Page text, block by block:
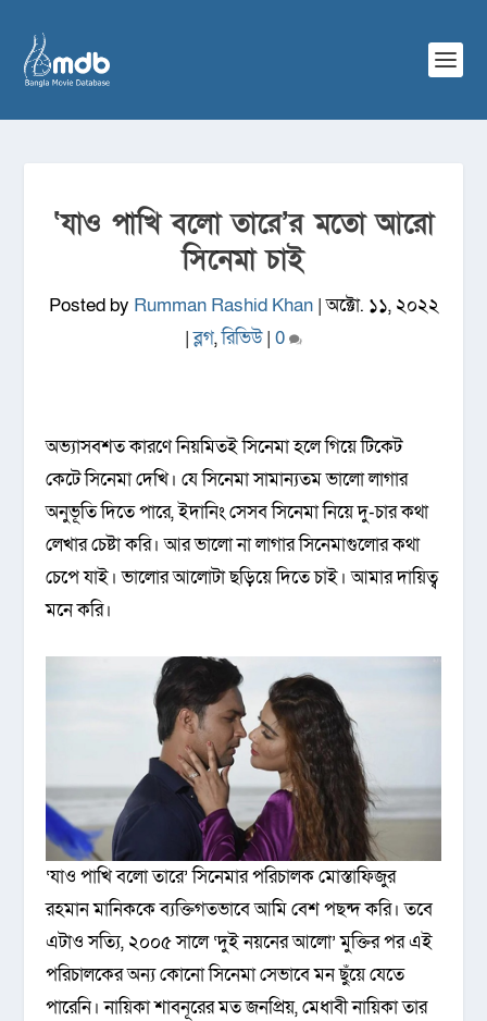
‘যাও পাখি বলো তারে’র মতো আরো
সিনেমা চাই
Posted by Rumman Rashid Khan|অক্টো. ১১, ২০২২
|ব্লগ,রিভিউ| 0
অভ্যাসবশত কারণে নিয়মিতই সিনেমা হলে গিয়ে টিকেট
কেটে সিনেমা দেখি। যে সিনেমা সামান্যতম ভালো লাগার
অনুভূতি দিতে পারে, ইদানিং সেসব সিনেমা নিয়ে দু-চার কথা
লেখার চেষ্টা করি। আর ভালো না লাগার সিনেমাগুলোর কথা
চেপে যাই। ভালোর আলোটা ছড়িয়ে দিতে চাই। আমার দায়িত্ব
মনে করি।
‘যাও পাখি বলো তারে’ সিনেমার পরিচালক মোস্তাফিজুর
রহমান মানিককে ব্যক্তিগতভাবে আমি বেশ পছন্দ করি। তবে
এটাও সত্যি, ২০০৫ সালে ‘দুই নয়নের আলো’ মুক্তির পর এই
পরিচালকের অন্য কোনো সিনেমা সেভাবে মন ছুঁয়ে যেতে
পারেনি। নায়িকা শাবনূরের মত জনপ্রিয়, মেধাবী নায়িকা তার